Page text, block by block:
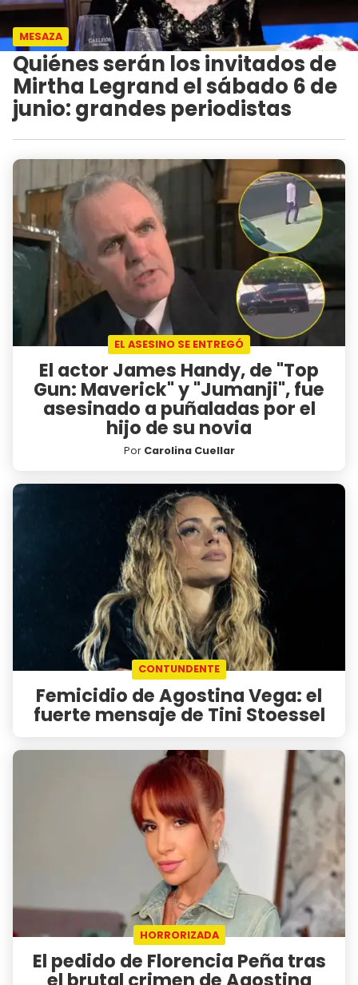
MESAZA
Quiénes serán los invitados de
Mirtha Legrand el sábado 6 de
junio: grandes periodistas
EL ASESINO SE ENTREGÓ
El actor James Handy, de "Top
Gun: Maverick" y "Jumanji", fue
asesinado a puñaladas por el
hijo de su novia
Por Carolina Cuellar
CONTUNDENTE
Femicidio de Agostina Vega: el
fuerte mensaje de Tini Stoessel
HORRORIZADA
El pedido de Florencia Peña tras